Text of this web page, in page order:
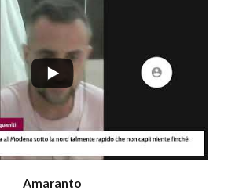
Amaranto